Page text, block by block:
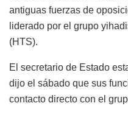
antiguas fuerzas de
liderado por el grupo
(HTS).
El secretario de Estado
dijo el sábado que sus
contacto directo con el